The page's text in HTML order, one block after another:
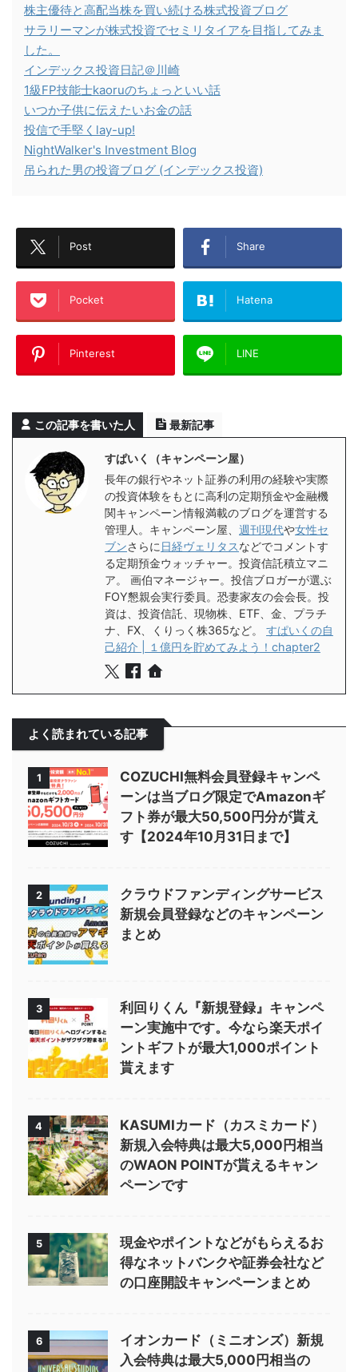
株主優待と高配当株を買い続ける株式投資ブログ
サラリーマンが株式投資でセミリタイアを目指してみま
した。
インデックス投資日記＠川崎
1級FP技能士kaoruのちょっといい話
いつか子供に伝えたいお金の話
投信で手堅くlay-up!
NightWalker's Investment Blog
吊られた男の投資ブログ (インデックス投資)
Post Share
Pocket Hatena
Pinterest LINE
この記事を書いた人 最新記事
すぱいく（キャンペーン屋）
長年の銀行やネット証券の利用の経験や実際
の投資体験をもとに高利の定期預金や金融機
関キャンペーン情報満載のブログを運営する
管理人。キャンペーン屋、 週刊現代や女性セ
ブンさらに 日経ヴェリタスなどでコメントす
る定期預金ウォッチャー。投資信託積立マニ
ア。 画伯マネージャー。投信ブロガーが選ぶ
FOY懇親会実行委員。恐妻家友の会会長。投
資は、投資信託、現物株、ETF、金、プラチ
ナ、FX、くりっく株365など。 すぱいくの自
己紹介 | １億円を貯めてみよう！chapter2
よく読まれている記事
1
COZUCHI無料会員登録キャンペ
ーンは当ブログ限定でAmazonギ
フト券が最大50,500円分が貰え
す【2024年10月31日まで】
2
クラウドファンディングサービス
新規会員登録などのキャンペーン
まとめ
3
利回りくん『新規登録』キャンペ
ーン実施中です。今なら楽天ポイ
ントギフトが最大1,000ポイント
貰えます
4
KASUMIカード（カスミカード）
新規入会特典は最大5,000円相当
のWAON POINTが貰えるキャン
ペーンです
5
現金やポイントなどがもらえるお
得なネットバンクや証券会社など
の口座開設キャンペーンまとめ
6
イオンカード（ミニオンズ）新規
入会特典は最大5,000円相当の